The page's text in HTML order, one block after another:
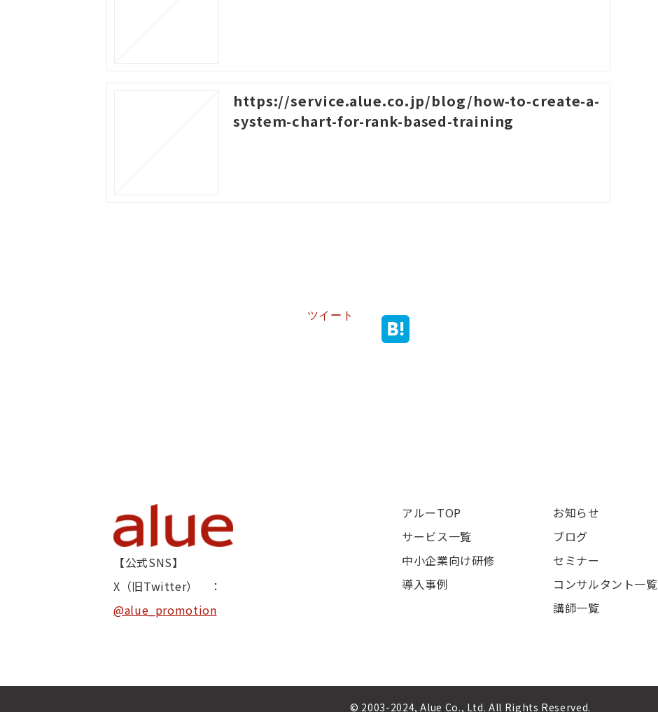
https://service.alue.co.jp/blog/how-to-create-a-
system-chart-for-rank-based-training
ツイート
【公式SNS】
X（旧Twitter） ：
@alue_promotion
アルーTOP
サービス一覧
中小企業向け研修
導入事例
お知らせ
ブログ
セミナー
コンサルタント一覧
講師一覧
© 2003-2024, Alue Co., Ltd. All Rights Reserved.